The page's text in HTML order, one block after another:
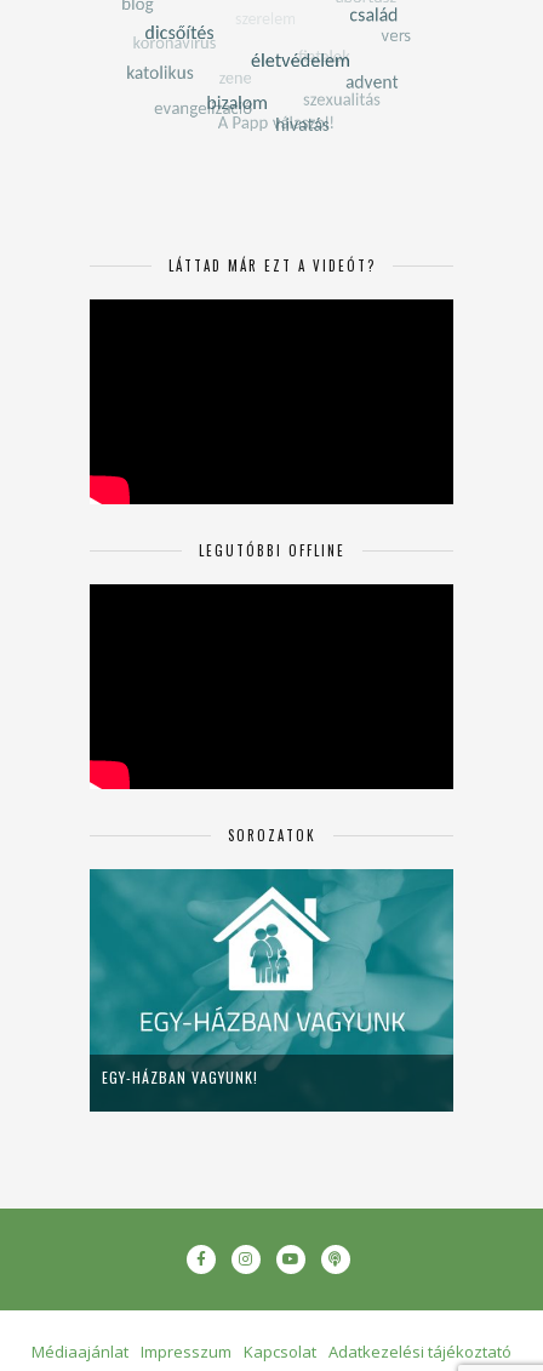
LÁTTAD MÁR EZT A VIDEÓT?
LEGUTÓBBI OFFLINE
SOROZATOK
EGY-HÁZBAN VAGYUNK!
Médiaajánlat Impresszum Kapcsolat Adatkezelési tájékoztató